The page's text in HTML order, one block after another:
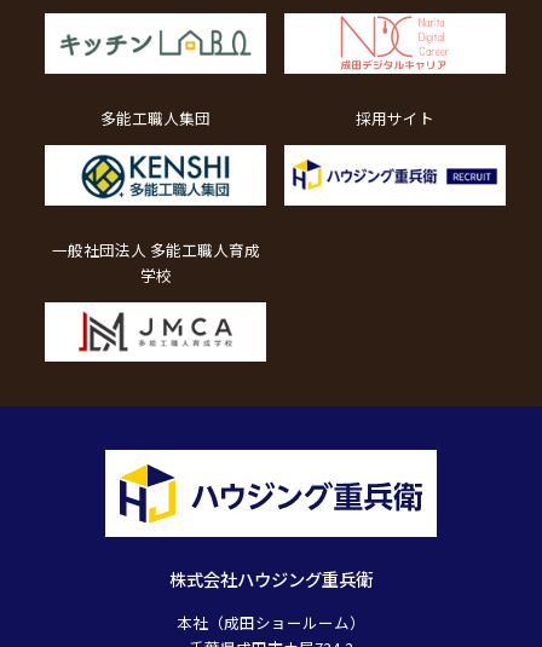
株式会社ハウジング重兵衛
本社（成田ショールーム）
多能工職人集団 採用サイト
一般社団法人 多能工職人育成
学校